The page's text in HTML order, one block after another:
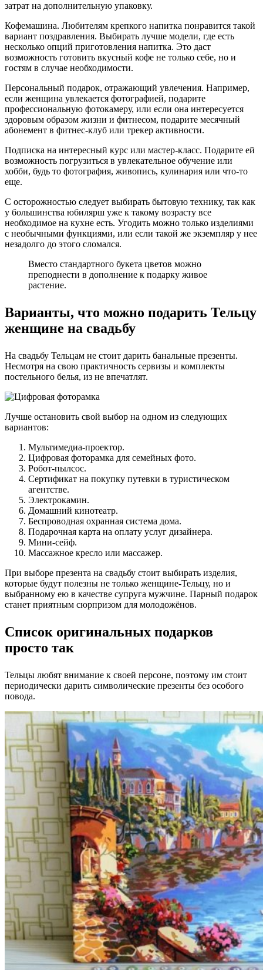
затрат на дополнительную упаковку.
Кофемашина. Любителям крепкого напитка понравится такой
вариант поздравления. Выбирать лучше модели, где есть
несколько опций приготовления напитка. Это даст
возможность готовить вкусный кофе не только себе, но и
гостям в случае необходимости.
Персональный подарок, отражающий увлечения. Например,
если женщина увлекается фотографией, подарите
профессиональную фотокамеру, или если она интересуется
здоровым образом жизни и фитнесом, подарите месячный
абонемент в фитнес-клуб или трекер активности.
Подписка на интересный курс или мастер-класс. Подарите ей
возможность погрузиться в увлекательное обучение или
хобби, будь то фотография, живопись, кулинария или что-то
еще.
С осторожностью следует выбирать бытовую технику, так как
у большинства юбилярш уже к такому возрасту все
необходимое на кухне есть. Угодить можно только изделиями
с необычными функциями, или если такой же экземпляр у нее
незадолго до этого сломался.
Вместо стандартного букета цветов можно
преподнести в дополнение к подарку живое
растение.
Варианты, что можно подарить Тельцу
женщине на свадьбу
На свадьбу Тельцам не стоит дарить банальные презенты.
Несмотря на свою практичность сервизы и комплекты
постельного белья, из не впечатлят.
Лучше остановить свой выбор на одном из следующих
вариантов:
Мультимедиа-проектор.
Цифровая фоторамка для семейных фото.
Робот-пылсос.
Сертификат на покупку путевки в туристическом
агентстве.
Электрокамин.
Домашний кинотеатр.
Беспроводная охранная система дома.
Подарочная карта на оплату услуг дизайнера.
Мини-сейф.
Массажное кресло или массажер.
При выборе презента на свадьбу стоит выбирать изделия,
которые будут полезны не только женщине-Тельцу, но и
выбранному ею в качестве супруга мужчине. Парный подарок
станет приятным сюрпризом для молодожёнов.
Список оригинальных подарков
просто так
Тельцы любят внимание к своей персоне, поэтому им стоит
периодически дарить символические презенты без особого
повода.